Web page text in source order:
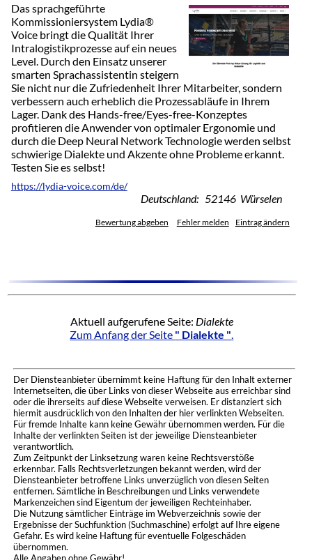
Das sprachgeführte
Kommissioniersystem Lydia®
Voice bringt die Qualität Ihrer
Intralogistikprozesse auf ein neues
Level. Durch den Einsatz unserer
smarten Sprachassistentin steigern
Sie nicht nur die Zufriedenheit Ihrer Mitarbeiter, sondern
verbessern auch erheblich die Prozessabläufe in Ihrem
Lager. Dank des Hands-free/Eyes-free-Konzeptes
profitieren die Anwender von optimaler Ergonomie und
durch die Deep Neural Network Technologie werden selbst
schwierige Dialekte und Akzente ohne Probleme erkannt.
Testen Sie es selbst!
https://lydia-voice.com/de/
Deutschland: 52146 Würselen
Bewertung abgeben Fehler melden Eintrag ändern
Aktuell aufgerufene Seite: Dialekte
Zum Anfang der Seite " Dialekte ".
Der Diensteanbieter übernimmt keine Haftung für den Inhalt externer
Internetseiten, die über Links von dieser Webseite aus erreichbar sind
oder die ihrerseits auf diese Webseite verweisen. Er distanziert sich
hiermit ausdrücklich von den Inhalten der hier verlinkten Webseiten.
Für fremde Inhalte kann keine Gewähr übernommen werden. Für die
Inhalte der verlinkten Seiten ist der jeweilige Diensteanbieter
verantwortlich.
Zum Zeitpunkt der Linksetzung waren keine Rechtsverstöße
erkennbar. Falls Rechtsverletzungen bekannt werden, wird der
Diensteanbieter betroffene Links unverzüglich von diesen Seiten
entfernen. Sämtliche in Beschreibungen und Links verwendete
Markenzeichen sind Eigentum der jeweiligen Rechteinhaber.
Die Nutzung sämtlicher Einträge im Webverzeichnis sowie der
Ergebnisse der Suchfunktion (Suchmaschine) erfolgt auf Ihre eigene
Gefahr. Es wird keine Haftung für eventuelle Folgeschäden
übernommen.